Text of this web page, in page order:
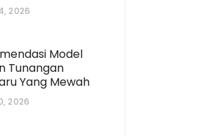
2026
Model
Tunangan
Yang Mewah
2026